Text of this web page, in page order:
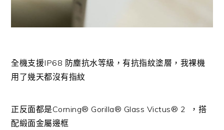
全機支援IP68 防塵抗水等級，有抗指紋塗層，我裸機
用了幾天都沒有指紋
正反面都是Corning® Gorilla® Glass Victus® 2 ，搭
配緞面金屬邊框